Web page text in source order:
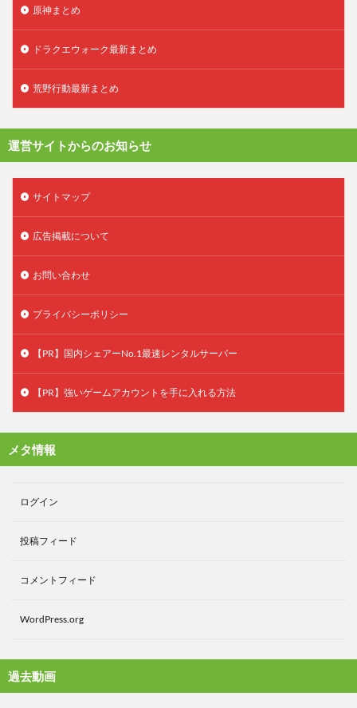
原神まとめ
ドラクエウォーク最新まとめ
荒野行動最新まとめ
運営サイトからのお知らせ
サイトマップ
広告掲載について
お問い合わせ
プライバシーポリシー
【PR】国内シェアーNo.1最速レンタルサーバー
【PR】強いゲームアカウントを手に入れる方法
メタ情報
ログイン
投稿フィード
コメントフィード
WordPress.org
過去動画